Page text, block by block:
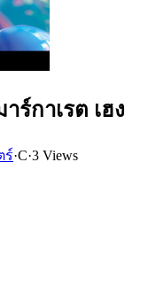
ร์กาเรต เฮง
ร์·C·3 Views